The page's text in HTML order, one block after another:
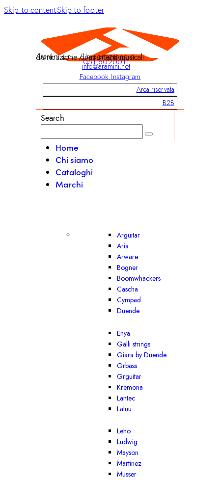
Skip to contentSkip to footer
Aramini s.r.l. / Importazione e distribuzione di strumenti musicali
051 6020011
info@aramini.net
Facebook Instagram
Area riservata
B2B
Search
Home
Chi siamo
Cataloghi
Marchi
Arguitar
Aria
Arware
Bogner
Boomwhackers
Cascha
Cympad
Duende
Enya
Galli strings
Giara by Duende
Grbass
Grguitar
Kremona
Lantec
Laluu
Leho
Ludwig
Mayson
Martinez
Musser